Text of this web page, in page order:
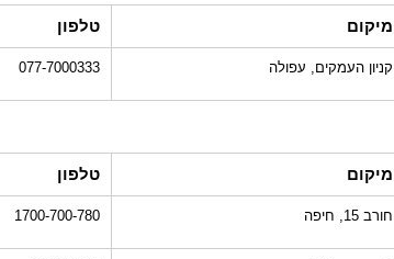
מיקום טלפון
קניון העמקים, עפולה 077-7000333
מיקום טלפון
חורב 15, חיפה 1700-700-780